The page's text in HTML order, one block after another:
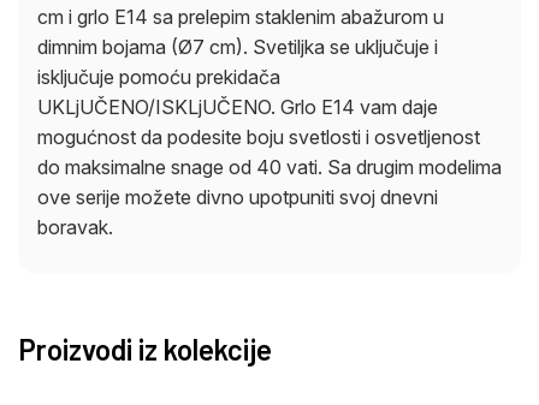
cm i grlo E14 sa prelepim staklenim abažurom u
dimnim bojama (Ø7 cm). Svetiljka se uključuje i
isključuje pomoću prekidača
UKLjUČENO/ISKLjUČENO. Grlo E14 vam daje
mogućnost da podesite boju svetlosti i osvetljenost
do maksimalne snage od 40 vati. Sa drugim modelima
ove serije možete divno upotpuniti svoj dnevni
boravak.
Proizvodi iz kolekcije